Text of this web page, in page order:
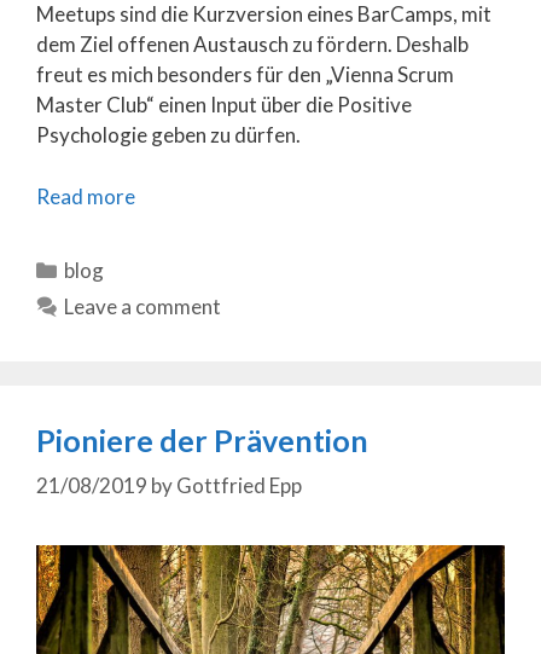
Meetups sind die Kurzversion eines BarCamps, mit
dem Ziel offenen Austausch zu fördern. Deshalb
freut es mich besonders für den „Vienna Scrum
Master Club“ einen Input über die Positive
Psychologie geben zu dürfen.
Read more
Categories
blog
Leave a comment
Pioniere der Prävention
21/08/2019 byGottfried Epp